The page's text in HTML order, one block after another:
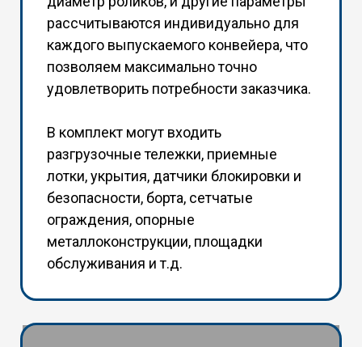
рассчитываются индивидуально для
каждого выпускаемого конвейера, что
позволяем максимально точно
удовлетворить потребности заказчика.
В комплект могут входить
разгрузочные тележки, приемные
лотки, укрытия, датчики блокировки и
безопасности, борта, сетчатые
ограждения, опорные
металлоконструкции, площадки
обслуживания и т.д.